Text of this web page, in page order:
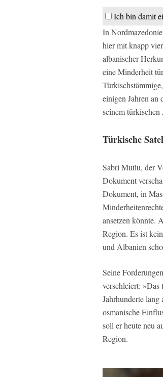
Ich bin damit
In
hier mit knapp
albanischer
eine Minderheit
einigen Jahren an
seinem
Türkische
Sabri Mutlu, der
Dokument
Dokument, in
ansetzen könnte.
Region. Es ist
und Albanien
Seine
verschleiert:
Jahrhunderte
osmanische
soll er heute neu
Region.